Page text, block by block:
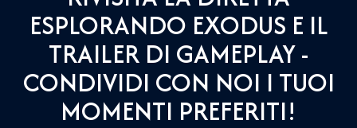
ESPLORANDO EXODUS E IL
TRAILER DI GAMEPLAY -
CONDIVIDI CON NOI I TUOI
MOMENTI PREFERITI!